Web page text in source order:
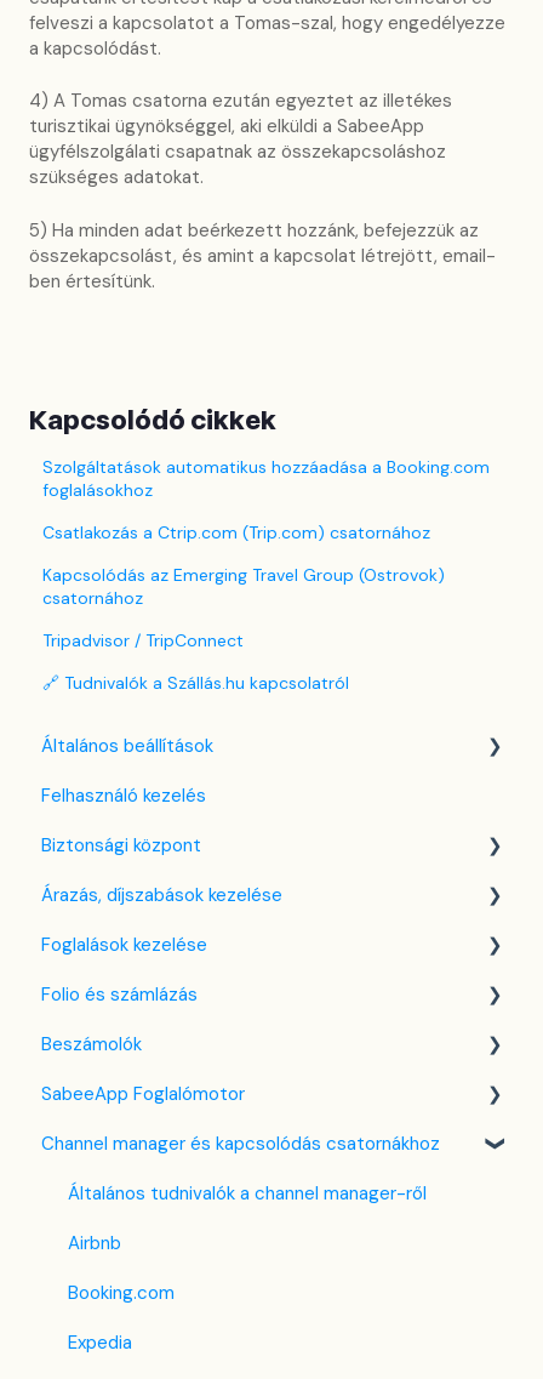
felveszi a kapcsolatot a Tomas-szal, hogy engedélyezze
a kapcsolódást.
4) A Tomas csatorna ezután egyeztet az illetékes
turisztikai ügynökséggel, aki elküldi a SabeeApp
ügyfélszolgálati csapatnak az összekapcsoláshoz
szükséges adatokat.
5) Ha minden adat beérkezett hozzánk, befejezzük az
összekapcsolást, és amint a kapcsolat létrejött, email-
ben értesítünk.
Kapcsolódó cikkek
Szolgáltatások automatikus hozzáadása a Booking.com
foglalásokhoz
Csatlakozás a Ctrip.com (Trip.com) csatornához
Kapcsolódás az Emerging Travel Group (Ostrovok)
csatornához
Tripadvisor / TripConnect
🔗 Tudnivalók a Szállás.hu kapcsolatról
Általános beállítások
Nyelv beállítások
Cég / Szálláshely beállítások
Adó beállítások
Szabályzatok beállítása
Szobák beállításai
Partnerek
Szolgáltatások
Email sablonok beállítása
Housekeeping
Számla beállítások
Előfizetés
Regisztrációs adatlap
Felhasználó kezelés
Biztonsági központ
Kulcsfájl kezelés
Két-faktoros autentikáció (2FA)
Bejelentkezés a SabeeApp fiókba
Árazás, díjszabások kezelése
Díjszabás beállítások
Árttípusok Engedélyezése / Tiltása
CTA / CTD
Kuponok
Foglalások kezelése
Kezdőlap
Naptárnézet
Foglalási adatlap
Bank kártya terhelése
Összenyitható szoba - funkció
Lista nézet
PMS alatti menük
Folio és számlázás
Folio kezelése
Számlákkal kapcsolatos tudnivalók
Több pénznem kezelése
Beszámolók
Front Office Beszámolók
Foglalások & Bevétel
F&B
Takarítás & Karbantartás
Adminisztráció
SabeeApp Foglalómotor
Foglalómotor (4.0)
Korábbi Foglalómotor
Channel manager és kapcsolódás csatornákhoz
Általános tudnivalók a channel manager-ről
Airbnb
Booking.com
Expedia